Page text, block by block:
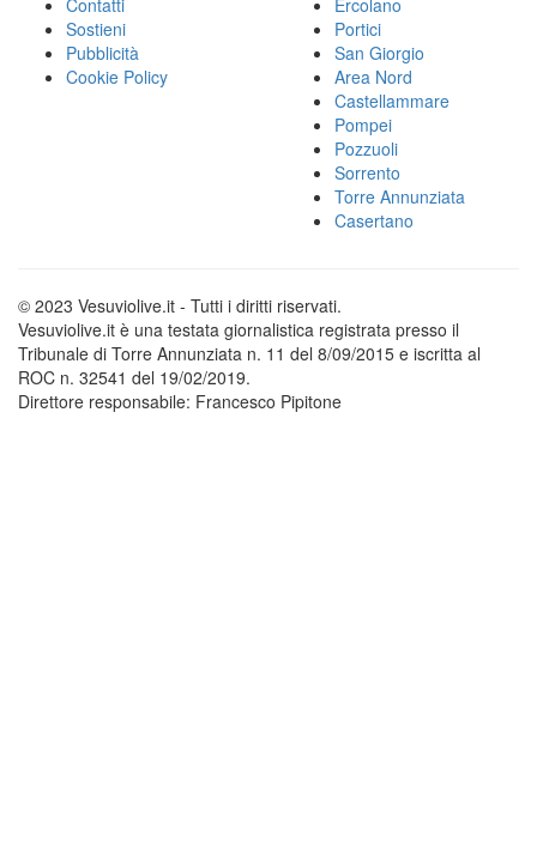
Contatti
Sostieni
Pubblicità
Cookie Policy
Ercolano
Portici
San Giorgio
Area Nord
Castellammare
Pompei
Pozzuoli
Sorrento
Torre Annunziata
Casertano
© 2023 Vesuviolive.it - Tutti i diritti riservati.
Vesuviolive.it è una testata giornalistica registrata presso il
Tribunale di Torre Annunziata n. 11 del 8/09/2015 e iscritta al
ROC n. 32541 del 19/02/2019.
Direttore responsabile: Francesco Pipitone